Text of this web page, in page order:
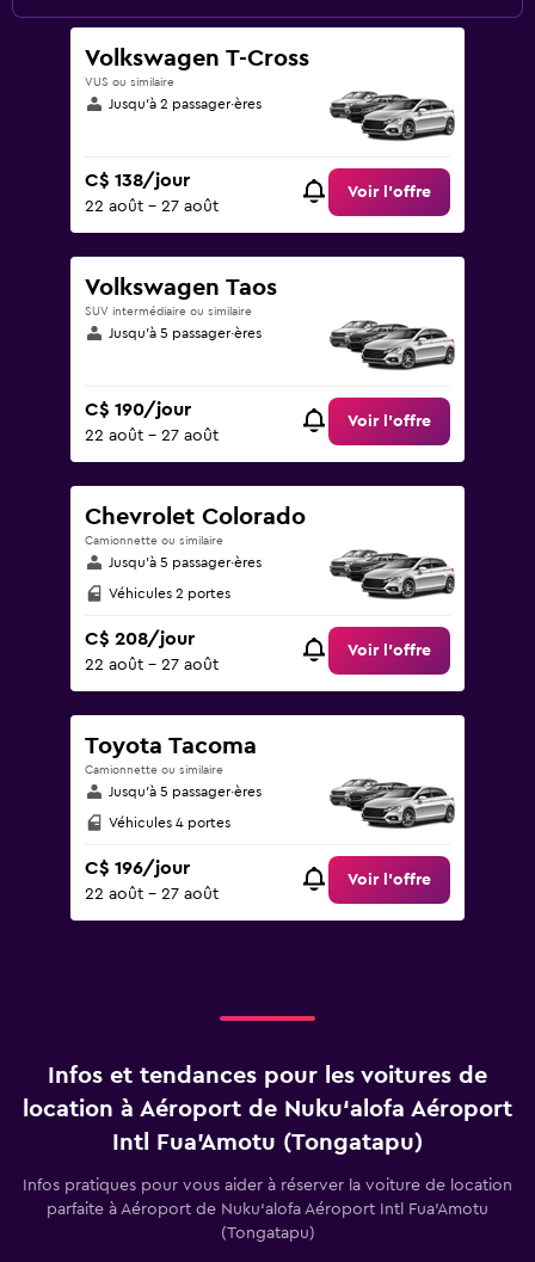
Volkswagen T-Cross
VUS ou similaire
Jusqu’à 2 passager·ères
C$ 138/jour
22 août - 27 août
Voir l’offre
Volkswagen Taos
SUV intermédiaire ou similaire
Jusqu’à 5 passager·ères
C$ 190/jour
22 août - 27 août
Voir l’offre
Chevrolet Colorado
Camionnette ou similaire
Jusqu’à 5 passager·ères
Véhicules 2 portes
C$ 208/jour
22 août - 27 août
Voir l’offre
Toyota Tacoma
Camionnette ou similaire
Jusqu’à 5 passager·ères
Véhicules 4 portes
C$ 196/jour
22 août - 27 août
Voir l’offre
Infos et tendances pour les voitures de
location à Aéroport de Nuku‘alofa Aéroport
Intl Fua'Amotu (Tongatapu)
Infos pratiques pour vous aider à réserver la voiture de location
parfaite à Aéroport de Nuku‘alofa Aéroport Intl Fua'Amotu
(Tongatapu)